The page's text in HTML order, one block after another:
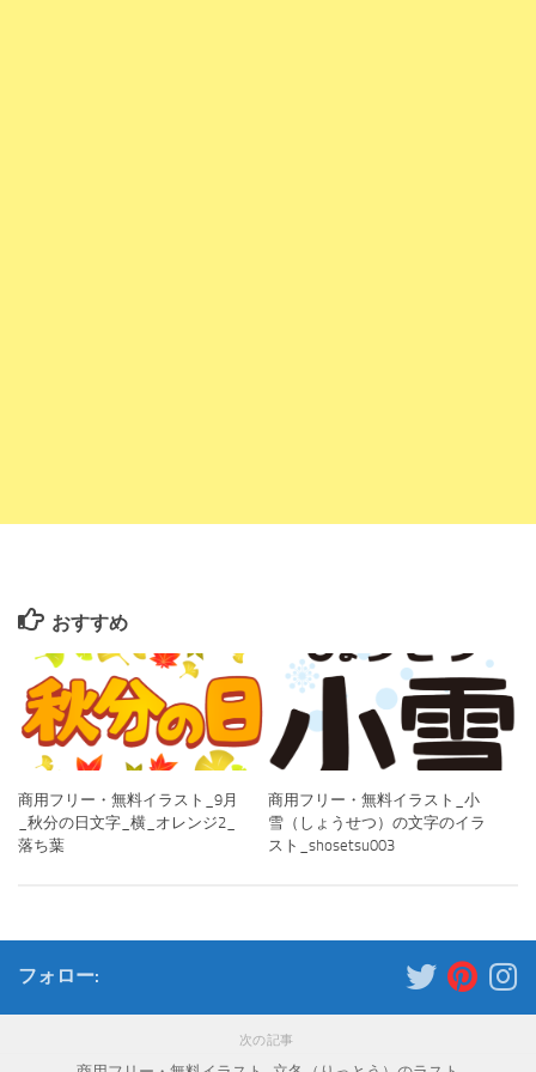
おすすめ
商用フリー・無料イラスト_9月
_秋分の日文字_横_オレンジ2_
落ち葉
商用フリー・無料イラスト_小
雪（しょうせつ）の文字のイラ
スト_shosetsu003
フォロー:
次の記事